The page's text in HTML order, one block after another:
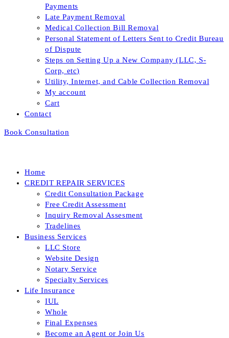
Payments
Late Payment Removal
Medical Collection Bill Removal
Personal Statement of Letters Sent to Credit Bureau
of Dispute
Steps on Setting Up a New Company (LLC, S-
Corp, etc)
Utility, Internet, and Cable Collection Removal
My account
Cart
Contact
Book Consultation
Home
CREDIT REPAIR SERVICES
Credit Consultation Package
Free Credit Assessment
Inquiry Removal Assesment
Tradelines
Business Services
LLC Store
Website Design
Notary Service
Specialty Services
Life Insurance
IUL
Whole
Final Expenses
Become an Agent or Join Us